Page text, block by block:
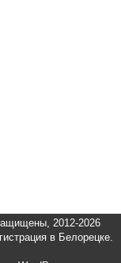
2012-2026
в Белорецке.